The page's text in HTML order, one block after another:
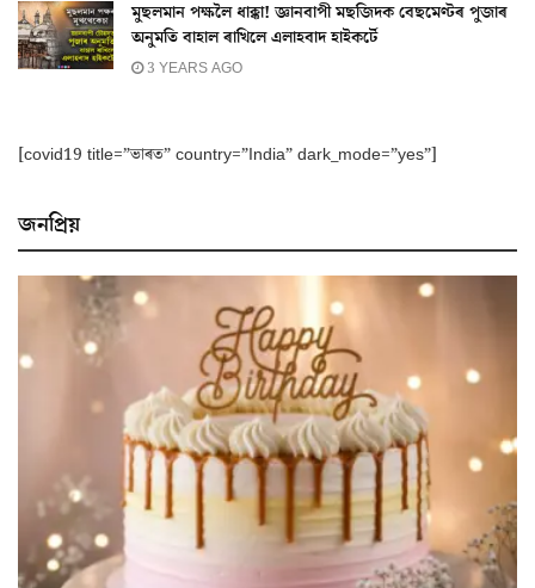
মুছলমান পক্ষলৈ ধাক্কা! জ্ঞানবাপী মছজিদক বেছমেণ্টৰ পুজাৰ
অনুমতি বাহাল ৰাখিলে এলাহবাদ হাইকৰ্টে
3 YEARS AGO
[covid19 title=”ভাৰত” country=”India” dark_mode=”yes”]
জনপ্ৰিয়